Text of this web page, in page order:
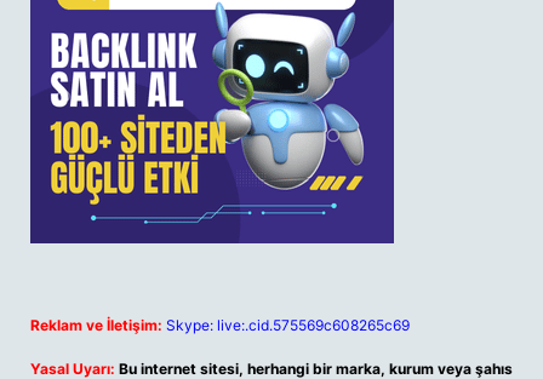
Reklam ve İletişim: Skype: live:.cid.575569c608265c69
Yasal Uyarı: Bu internet sitesi, herhangi bir marka, kurum veya şahıs